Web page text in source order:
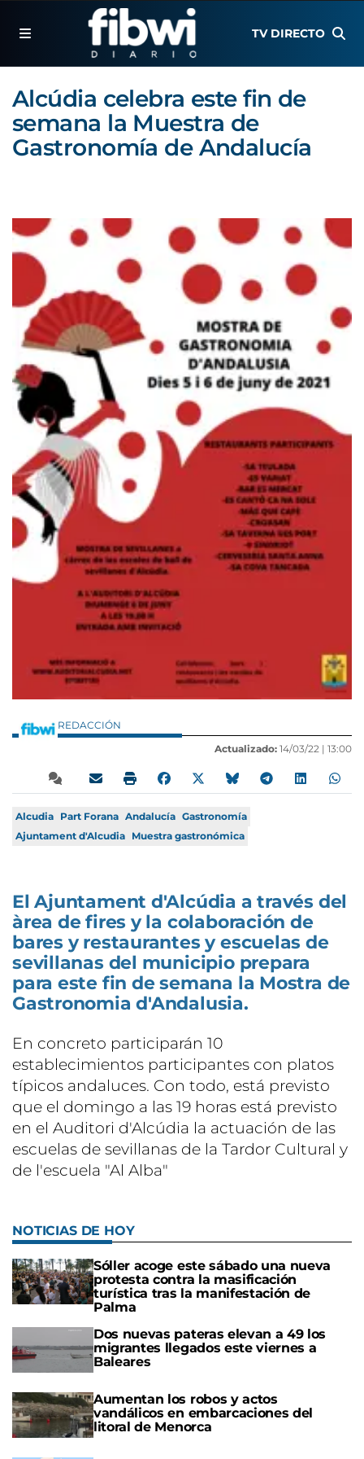
TV DIRECTO
Alcúdia celebra este fin de
semana la Muestra de
Gastronomía de Andalucía
REDACCIÓN
Actualizado: 14/03/22 | 13:00
Alcudia Part Forana Andalucía Gastronomía
Ajuntament d'Alcudia Muestra gastronómica
El Ajuntament d'Alcúdia a través del
àrea de fires y la colaboración de
bares y restaurantes y escuelas de
sevillanas del municipio prepara
para este fin de semana la Mostra de
Gastronomia d'Andalusia.
En concreto participarán 10
establecimientos participantes con platos
típicos andaluces. Con todo, está previsto
que el domingo a las 19 horas está previsto
en el Auditori d'Alcúdia la actuación de las
escuelas de sevillanas de la Tardor Cultural y
de l'escuela "Al Alba"
NOTICIAS DE HOY
Sóller acoge este sábado una nueva
protesta contra la masificación
turística tras la manifestación de
Palma
Dos nuevas pateras elevan a 49 los
migrantes llegados este viernes a
Baleares
Aumentan los robos y actos
vandálicos en embarcaciones del
litoral de Menorca